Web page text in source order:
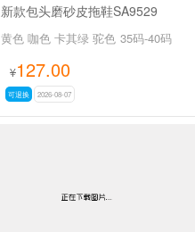
新款包头磨砂皮拖鞋SA9529
黄色 咖色 卡其绿 驼色 35码-40码
¥127.00
可退换 2026-08-07